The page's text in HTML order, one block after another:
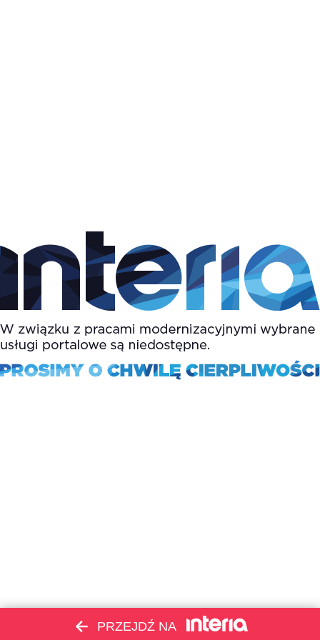
PRZEJDŹ NA